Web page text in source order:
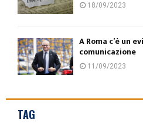
18/09/2023
A Roma c’è un
comunicazione
11/09/2023
TAG